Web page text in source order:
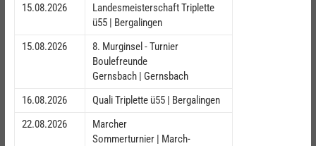
15.08.2026
Landesmeisterschaft Triplette
ü55 | Bergalingen
15.08.2026
8. Murginsel - Turnier
Boulefreunde
Gernsbach | Gernsbach
16.08.2026
Quali Triplette ü55 | Bergalingen
22.08.2026
Marcher
Sommerturnier | March-